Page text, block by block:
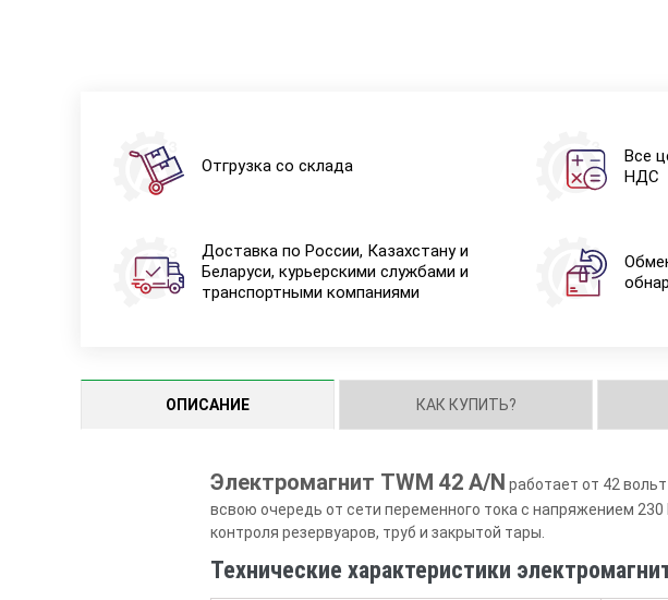
Отгрузка со склада
Все
НДС
Доставка по России, Казахстану и
Беларуси, курьерскими службами и
транспортными компаниями
ОПИСАНИЕ КАК КУПИТЬ?
Электромагнит TWM 42 A/N работает от 42
всвою очередь от сети переменного тока с напряжением
контроля резервуаров, труб и закрытой тары.
Технические характеристики